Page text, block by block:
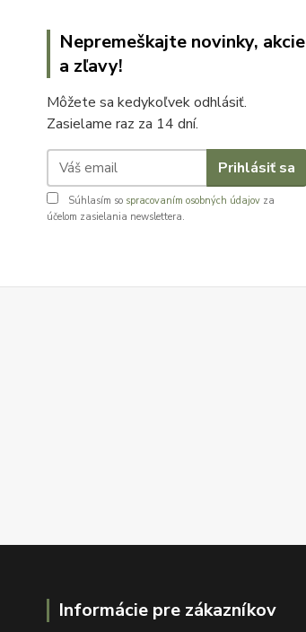
Nepremeškajte novinky, akcie
a zľavy!
Môžete sa kedykoľvek odhlásiť.
Zasielame raz za 14 dní.
Prihlásiť sa
Súhlasím so spracovaním osobných údajov za
účelom zasielania newslettera.
Informácie pre zákazníkov